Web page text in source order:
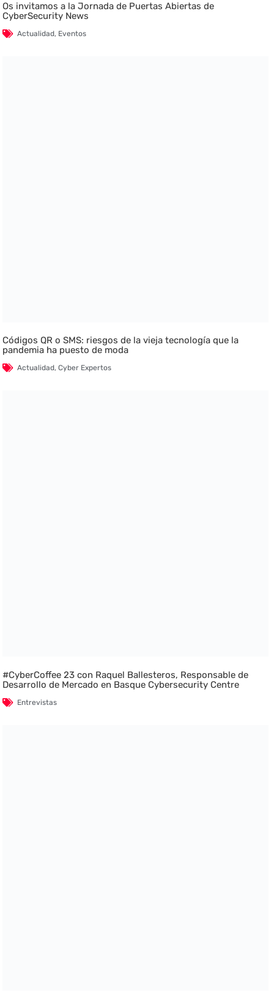
Os invitamos a la Jornada de Puertas Abiertas de
CyberSecurity News
Actualidad, Eventos
Códigos QR o SMS: riesgos de la vieja tecnología que la
pandemia ha puesto de moda
Actualidad,Cyber Expertos
#CyberCoffee 23 con Raquel Ballesteros, Responsable de
Desarrollo de Mercado en Basque Cybersecurity Centre
Entrevistas